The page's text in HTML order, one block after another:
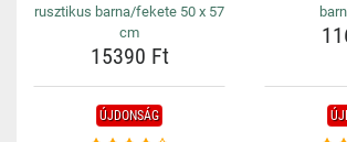
rusztikus barna/fekete 50 x 57
cm
15390 Ft
ÚJDONSÁG